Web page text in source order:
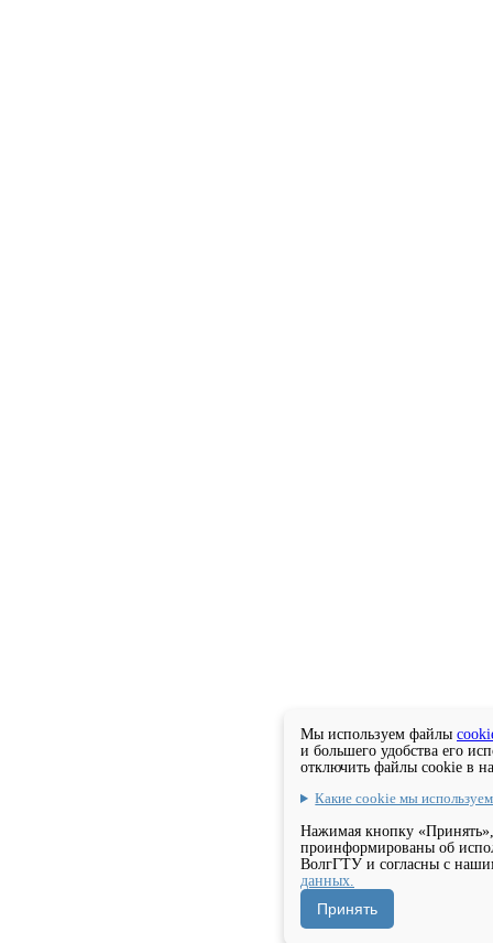
Мы используем файлы
и большего удобства его
отключить файлы cookie в
Какие cookie мы используем
Нажимая кнопку
проинформированы об
ВолгГТУ и согласны с
данных.
Принять